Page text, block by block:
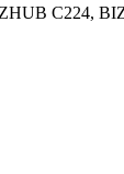
C224,